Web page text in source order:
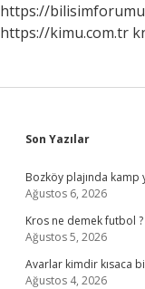
Ne
https://
https://kimu.com.tr
Sidebar
Son Yazılar
Bozköy plajında kamp
Ağustos 6, 2026
Kros ne demek futbol ?
Ağustos 5, 2026
Avarlar kimdir kısaca
Ağustos 4, 2026